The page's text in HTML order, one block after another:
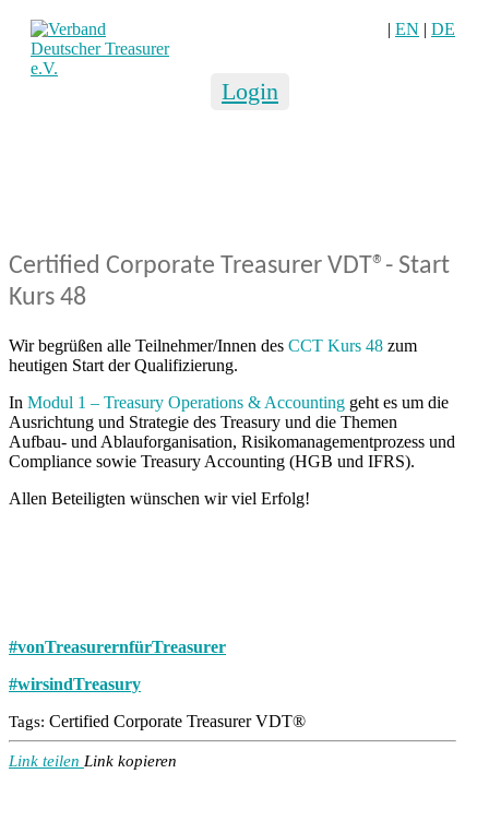
| EN | DE
Login
Certified Corporate Treasurer VDT®- Start
Kurs 48
Wir begrüßen alle Teilnehmer/Innen des CCT Kurs 48 zum
heutigen Start der Qualifizierung.
In Modul 1 – Treasury Operations & Accounting geht es um die
Ausrichtung und Strategie des Treasury und die Themen
Aufbau- und Ablauforganisation, Risikomanagementprozess und
Compliance sowie Treasury Accounting (HGB und IFRS).
Allen Beteiligten wünschen wir viel Erfolg!
#vonTreasurernfürTreasurer
#wirsindTreasury
Tags: Certified Corporate Treasurer VDT®
Link teilen Link kopieren